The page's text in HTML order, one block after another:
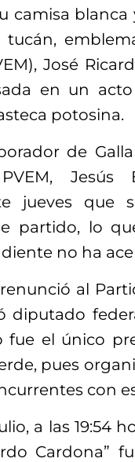
camisa
José
en un
potosina.
de
Jesús
jueves que
partido, lo
no ha
al
diputado
fue el único
pues
con
a las 19:54
Cardona”